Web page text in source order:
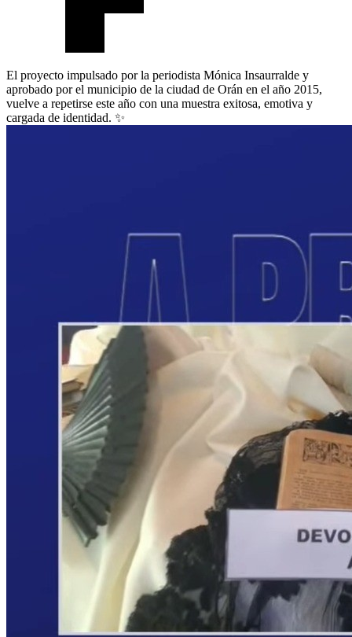
El proyecto impulsado por la periodista Mónica Insaurralde y
aprobado por el municipio de la ciudad de Orán en el año 2015,
vuelve a repetirse este año con una muestra exitosa, emotiva y
cargada de identidad. ✨